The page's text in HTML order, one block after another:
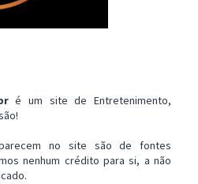
é um site de Entretenimento,
no site são de fontes
nenhum crédito para si, a não